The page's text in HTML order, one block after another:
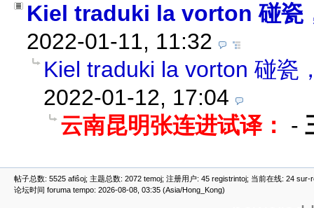
Kiel traduki la vorton 碰瓷
2022-01-11, 11:32
Kiel traduki la vorton 碰瓷
2022-01-12, 17:04
云南昆明张连进试译：
-
帖子总数: 5525 afiŝoj; 主题总数: 2072 temoj; 注册用户: 45 registrintoj; 当前在线: 24
论坛时间 foruma tempo: 2026-08-08, 03:35 (Asia/Hong_Kong)